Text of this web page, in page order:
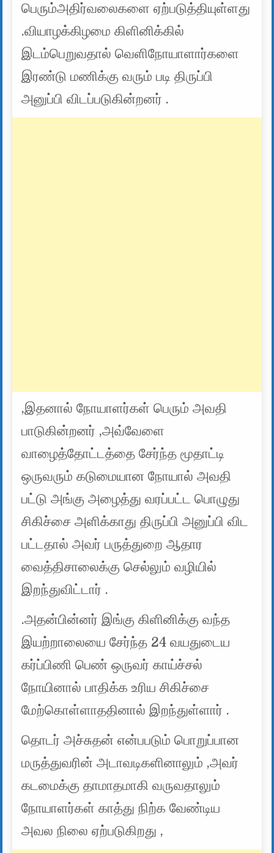
பெரும்அதிர்வலைகளை ஏற்படுத்தியுள்ளது
.வியாழக்கிழமை கிளினிக்கில்
இடம்பெறுவதால் வெளிநோயாளார்களை
இரண்டு மணிக்கு வரும் படி திருப்பி
அனுப்பி விடப்படுகின்றனர் .
,இதனால் நோயாளர்கள் பெரும் அவதி
பாடுகின்றனர் ,அவ்வேளை
வாழைத்தோட்டத்தை சேர்ந்த மூதாட்டி
ஒருவரும் கடுமையான நோயால் அவதி
பட்டு அங்கு அழைத்து வரப்பட்ட பொழுது
சிகிச்சை அளிக்காது திருப்பி அனுப்பி விட
பட்டதால் அவர் பருத்துறை ஆதார
வைத்திசாலைக்கு செல்லும் வழியில்
இறந்துவிட்டார் .
.அதன்பின்னர் இங்கு கிளினிக்கு வந்த
இயற்றாலையை சேர்ந்த 24 வயதுடைய
கர்ப்பிணி பெண் ஒருவர் காய்ச்சல்
நோயினால் பாதிக்க உரிய சிகிச்சை
மேற்கொள்ளாததினால் இறந்துள்ளார் .
தொடர் அச்சுதன் என்பபடும் பொறுப்பான
மருத்துவரின் அடாவடிகளினாலும் ,அவர்
கடமைக்கு தாமாதமாகி வருவதாலும்
நோயாளர்கள் காத்து நிற்க வேண்டிய
அவல நிலை ஏற்படுகிறது ,